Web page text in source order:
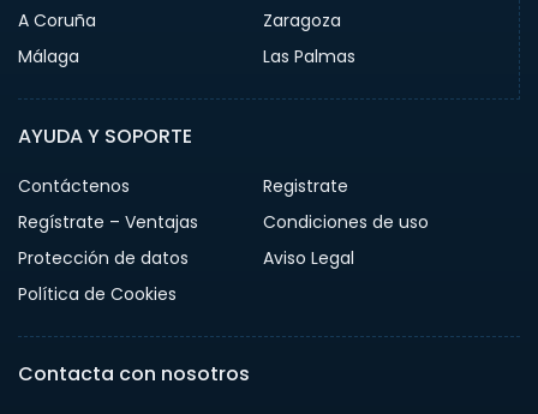
A Coruña
Zaragoza
Málaga
Las Palmas
AYUDA Y SOPORTE
Contáctenos
Registrate
Regístrate – Ventajas
Condiciones de uso
Protección de datos
Aviso Legal
Política de Cookies
Contacta con nosotros